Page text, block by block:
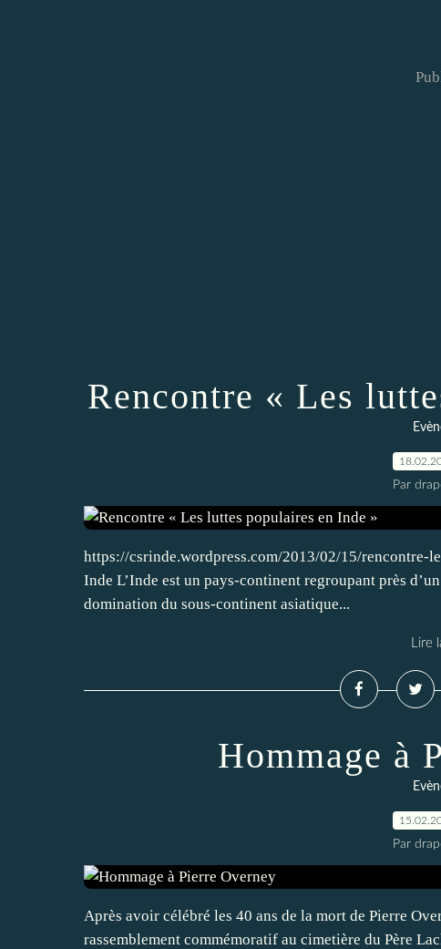
Rencontre « Les
Par
https://csrinde.wordpress.com/2013/02/15/rencontre-
Inde L’Inde est un pays-continent regroupant près
domination du sous-continent asiatique...
Lire
Hommage à
Par
Après avoir célébré les 40 ans de la mort de Pierre
rassemblement commémoratif au cimetière du Père